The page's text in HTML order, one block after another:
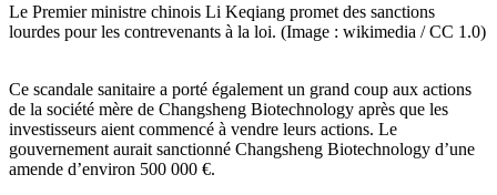
Le Premier ministre chinois Li Keqiang promet des sanctions
lourdes pour les contrevenants à la loi. (Image : wikimedia / CC 1.0)
Ce scandale sanitaire a porté également un grand coup aux actions
de la société mère de Changsheng Biotechnology après que les
investisseurs aient commencé à vendre leurs actions. Le
gouvernement aurait sanctionné Changsheng Biotechnology d’une
amende d’environ 500 000 €.